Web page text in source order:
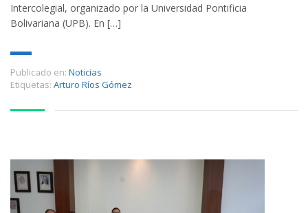
Intercolegial, organizado por la Universidad Pontificia
Bolivariana (UPB). En […]
Publicado en: Noticias
Etiquetas: Arturo Ríos Gómez